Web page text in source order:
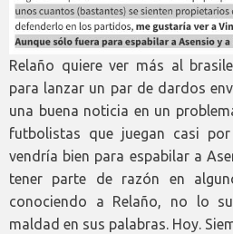
Relaño quiere ver más al
para lanzar un par de dardos
una buena noticia en un
futbolistas que juegan casi
vendría bien para espabilar a
tener parte de razón en
conociendo a Relaño, no lo
maldad en sus palabras. Hoy.